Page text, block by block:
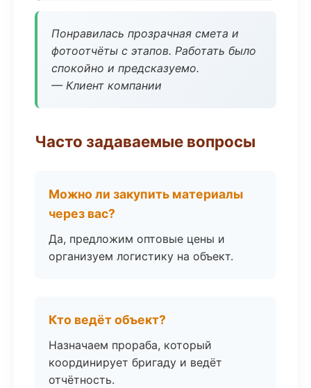
Понравилась прозрачная смета и
фотоотчёты с этапов. Работать было
спокойно и предсказуемо.
— Клиент компании
Часто задаваемые вопросы
Можно ли закупить материалы
через вас?
Да, предложим оптовые цены и
организуем логистику на объект.
Кто ведёт объект?
Назначаем прораба, который
координирует бригаду и ведёт
отчётность.